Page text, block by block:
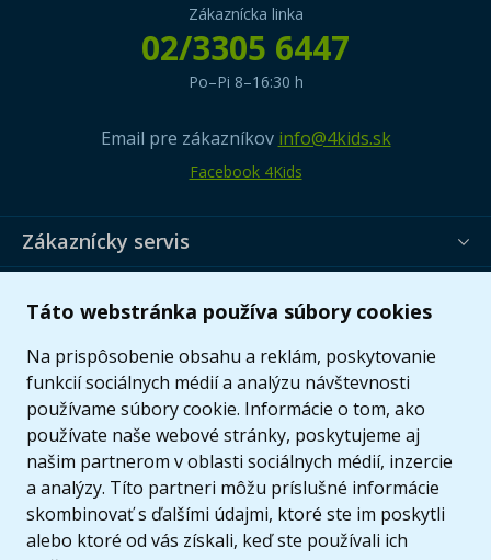
Táto webstránka používa súbory cookies
Na prispôsobenie obsahu a reklám, poskytovanie
funkcií sociálnych médií a analýzu návštevnosti
používame súbory cookie. Informácie o tom, ako
používate naše webové stránky, poskytujeme aj
našim partnerom v oblasti sociálnych médií, inzercie
a analýzy. Títo partneri môžu príslušné informácie
skombinovať s ďalšími údajmi, ktoré ste im poskytli
alebo ktoré od vás získali, keď ste používali ich
Zákaznícka linka
02/3305 6447
Po–Pi 8–16:30 h
Email pre zákazníkov info@4kids.sk
Facebook 4Kids
Zákaznícky servis